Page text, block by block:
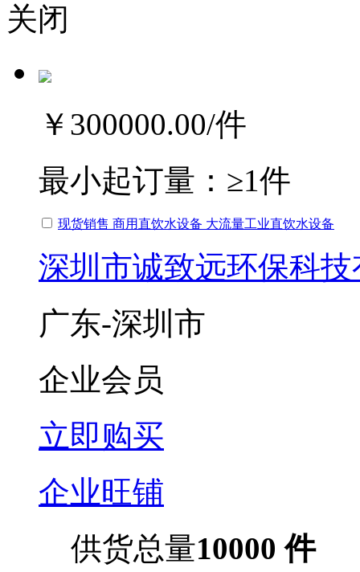
关闭
￥300000.00/件
最小起订量： ≥1件
现货销售 商用直饮水设备 大流量工业直饮水设备
深圳市诚致远环保科
广东-深圳市
企业会员
立即购买
企业旺铺
供货总量10000 件